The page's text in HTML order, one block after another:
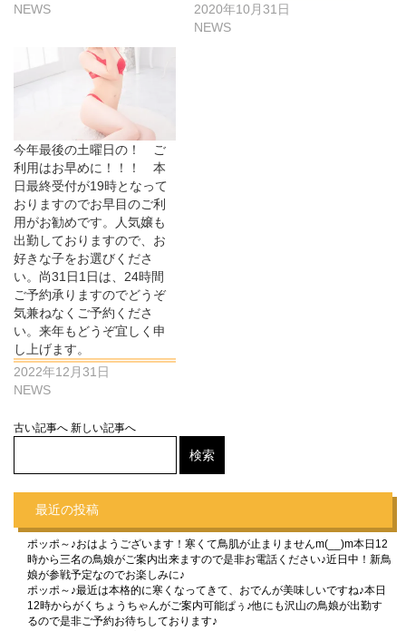
NEWS
2020年10月31日
NEWS
今年最後の土曜日の！ ご
利用はお早めに！！！ 本
日最終受付が19時となって
おりますのでお早目のご利
用がお勧めです。人気嬢も
出勤しておりますので、お
好きな子をお選びくださ
い。尚31日1日は、24時間
ご予約承りますのでどうぞ
気兼ねなくご予約くださ
い。来年もどうぞ宜しく申
し上げます。
2022年12月31日
NEWS
古い記事へ 新しい記事へ
最近の投稿
ポッポ～♪おはようございます！寒くて鳥肌が止まりませんm(__)m本日12
時から三名の鳥娘がご案内出来ますので是非お電話ください♪近日中！新鳥
娘が参戦予定なのでお楽しみに♪
ポッポ～♪最近は本格的に寒くなってきて、おでんが美味しいですね♪本日
12時からがくちょうちゃんがご案内可能ぱぅ♪他にも沢山の鳥娘が出勤す
るので是非ご予約お待ちしております♪